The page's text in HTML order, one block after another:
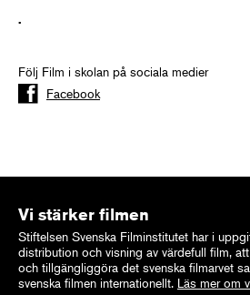
.
Följ Film i skolan på sociala medier
Facebook
Vi stärker filmen
Stiftelsen Svenska Filminstitutet har i
distribution och visning av värdefull film,
och tillgängliggöra det svenska filmarvet
svenska filmen internationellt. Läs mer om